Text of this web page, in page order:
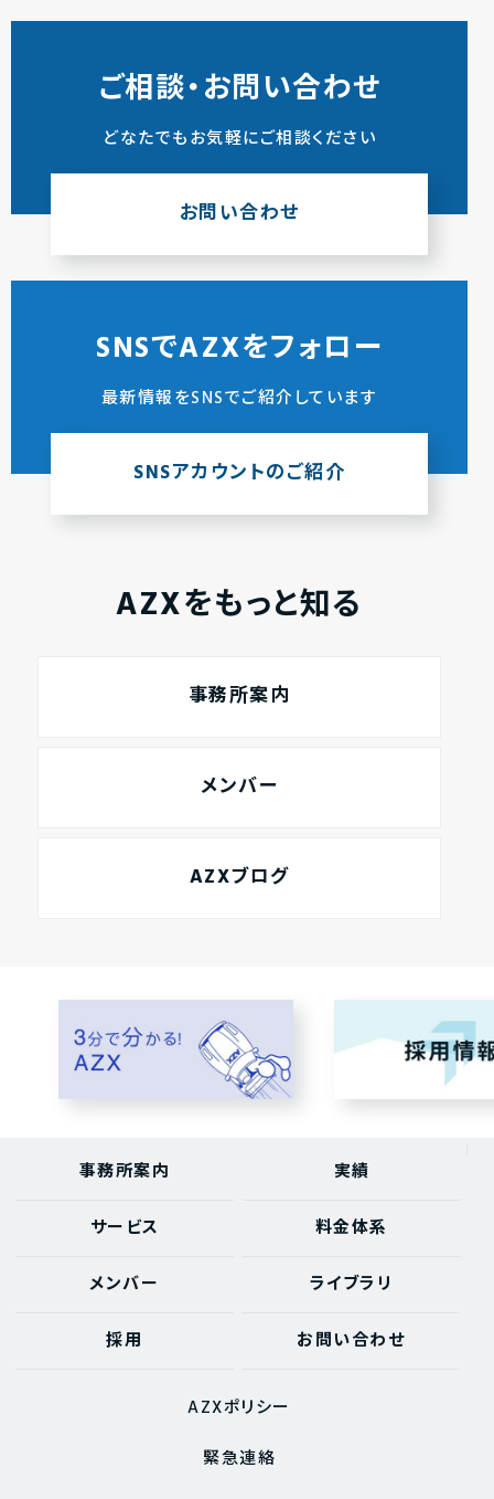
ご相談・お問い合わせ
どなたでもお気軽にご相談ください
お問い合わせ
SNSでAZXをフォロー
最新情報をSNSでご紹介しています
SNSアカウントのご紹介
AZXをもっと知る
事務所案内
メンバー
AZXブログ
事務所案内 実績
サービス 料金体系
メンバー ライブラリ
採用 お問い合わせ
AZXポリシー
緊急連絡